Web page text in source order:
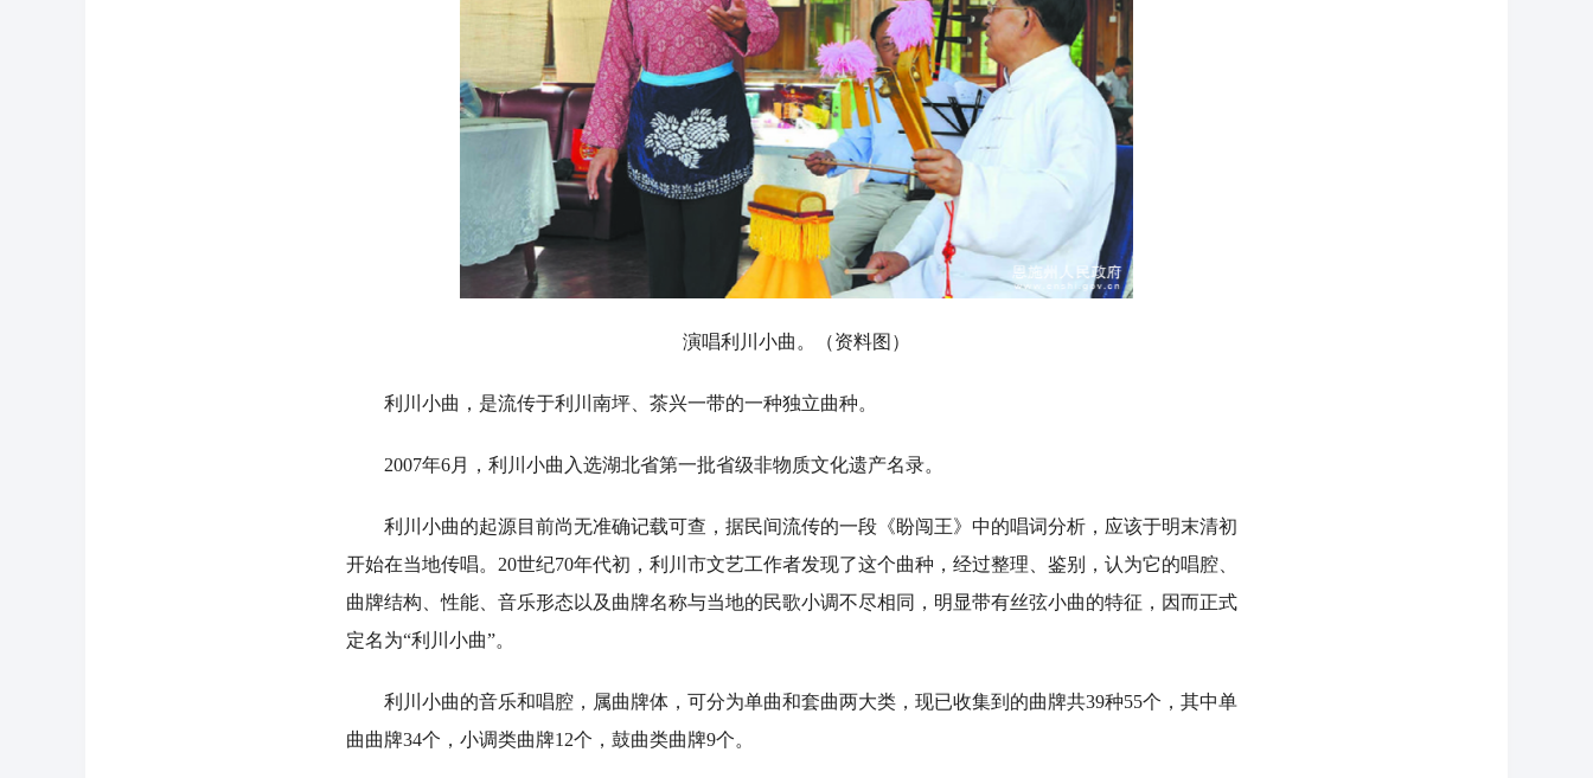
演唱利川小曲。（资料图）
利川小曲，是流传于利川南坪、茶兴一带的一种独立曲种。
2007年6月，利川小曲入选湖北省第一批省级非物质文化遗产名录。
利川小曲的起源目前尚无准确记载可查，据民间流传的一段《盼闯王》中的唱词分析，应该于明末清初
开始在当地传唱。20世纪70年代初，利川市文艺工作者发现了这个曲种，经过整理、鉴别，认为它的唱腔、
曲牌结构、性能、音乐形态以及曲牌名称与当地的民歌小调不尽相同，明显带有丝弦小曲的特征，因而正式
定名为“利川小曲”。
利川小曲的音乐和唱腔，属曲牌体，可分为单曲和套曲两大类，现已收集到的曲牌共39种55个，其中单
曲曲牌34个，小调类曲牌12个，鼓曲类曲牌9个。